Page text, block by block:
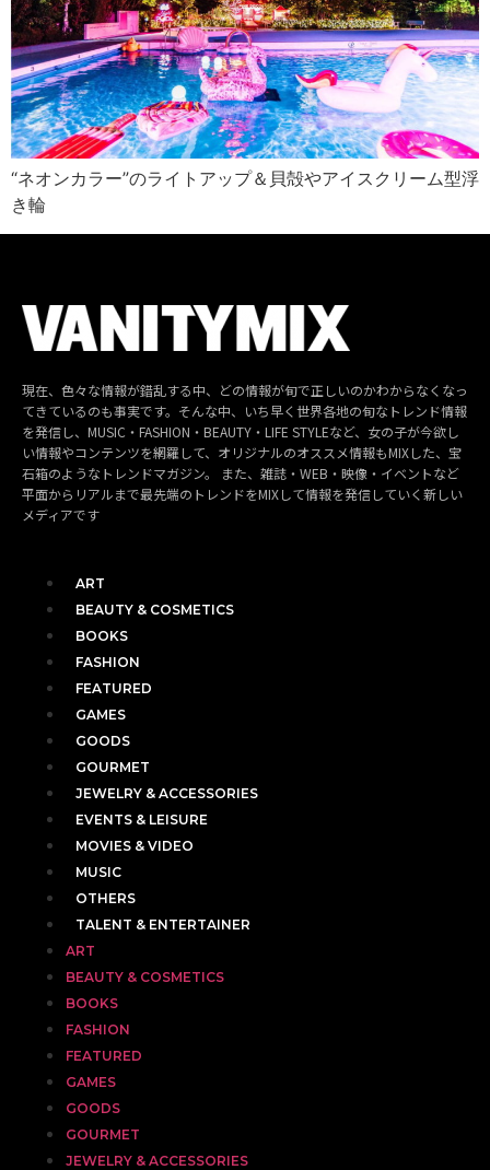
“ネオンカラー”のライトアップ＆貝殻やアイスクリーム型浮
き輪
現在、色々な情報が錯乱する中、どの情報が旬で正しいのかわからなくなっ
てきているのも事実です。そんな中、いち早く世界各地の旬なトレンド情報
を発信し、MUSIC・FASHION・BEAUTY・LIFE STYLEなど、女の子が今欲し
い情報やコンテンツを網羅して、オリジナルのオススメ情報もMIXした、宝
石箱のようなトレンドマガジン。 また、雑誌・WEB・映像・イベントなど
平面からリアルまで最先端のトレンドをMIXして情報を発信していく新しい
メディアです
ART
BEAUTY & COSMETICS
BOOKS
FASHION
FEATURED
GAMES
GOODS
GOURMET
JEWELRY & ACCESSORIES
EVENTS & LEISURE
MOVIES & VIDEO
MUSIC
OTHERS
TALENT & ENTERTAINER
ART
BEAUTY & COSMETICS
BOOKS
FASHION
FEATURED
GAMES
GOODS
GOURMET
JEWELRY & ACCESSORIES